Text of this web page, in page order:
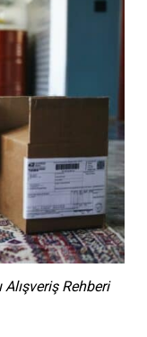
Alışveriş Rehberi